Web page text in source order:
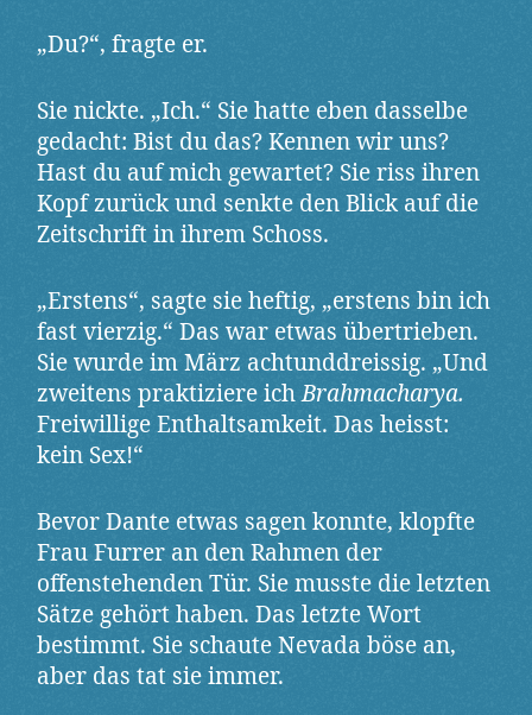
„Du?“, fragte er.
Sie nickte. „Ich.“ Sie hatte eben dasselbe
gedacht: Bist du das? Kennen wir uns?
Hast du auf mich gewartet? Sie riss ihren
Kopf zurück und senkte den Blick auf die
Zeitschrift in ihrem Schoss.
„Erstens“, sagte sie heftig, „erstens bin ich
fast vierzig.“ Das war etwas übertrieben.
Sie wurde im März achtunddreissig. „Und
zweitens praktiziere ichBrahmacharya.
Freiwillige Enthaltsamkeit. Das heisst:
kein Sex!“
Bevor Dante etwas sagen konnte, klopfte
Frau Furrer an den Rahmen der
offenstehenden Tür. Sie musste die letzten
Sätze gehört haben. Das letzte Wort
bestimmt. Sie schaute Nevada böse an,
aber das tat sie immer.